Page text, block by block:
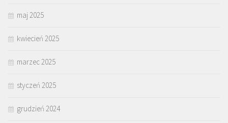
maj 2025
kwiecień 2025
marzec 2025
styczeń 2025
grudzień 2024